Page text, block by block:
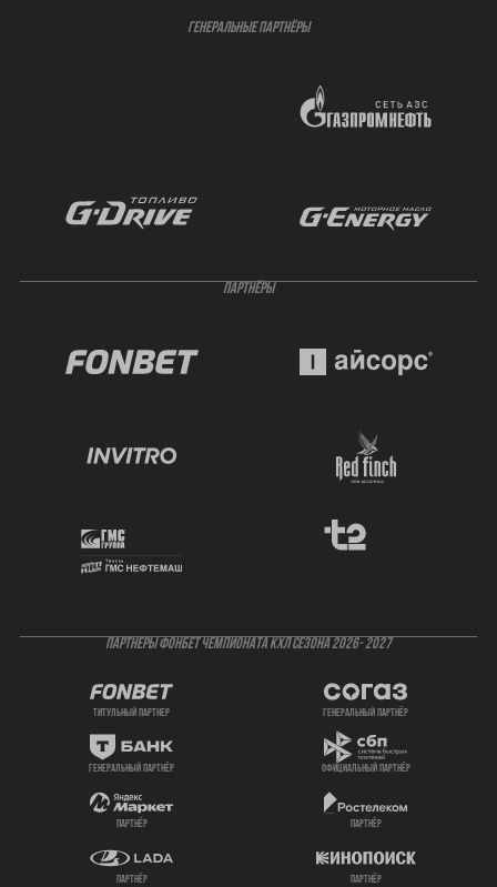
ГЕНЕРАЛЬНЫЕ ПАРТНЁРЫ
ПАРТНЁРЫ
ПАРТНЕРЫ ФОНБЕТ ЧЕМПИОНАТА КХЛ СЕЗОНА 2026- 2027
титульный партнер генеральный партнёр
генеральный партнёр официальный партнёр
партнёр партнёр
партнёр партнёр